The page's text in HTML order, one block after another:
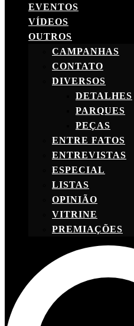
EVENTOS
VÍDEOS
OUTROS
CAMPANHAS
CONTATO
DIVERSOS
DETALHES
PARQUES
PEÇAS
ENTRE FATOS
ENTREVISTAS
ESPECIAL
LISTAS
OPINIÃO
VITRINE
PREMIAÇÕES